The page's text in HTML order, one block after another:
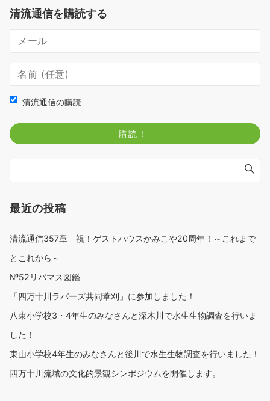
清流通信を購読する
清流通信の購読
最近の投稿
清流通信357章 祝！ゲストハウスかみこや20周年！～これまで
とこれから～
№52リバマス図鑑
「四万十川ラバーズ共同葦刈」に参加しました！
八束小学校3・4年生のみなさんと深木川で水生生物調査を行いま
した！
東山小学校4年生のみなさんと後川で水生生物調査を行いました！
四万十川流域の文化的景観シンポジウムを開催します。